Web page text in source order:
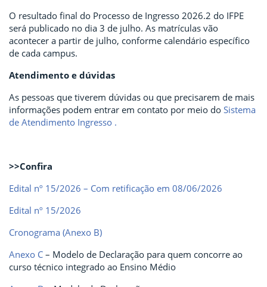
O resultado final do Processo de Ingresso 2026.2 do IFPE
será publicado no dia 3 de julho. As matrículas vão
acontecer a partir de julho, conforme calendário específico
de cada campus.
Atendimento e dúvidas
As pessoas que tiverem dúvidas ou que precisarem de mais
informações podem entrar em contato por meio do Sistema
de Atendimento Ingresso .
>>Confira
Edital nº 15/2026 – Com retificação em 08/06/2026
Edital nº 15/2026
Cronograma (Anexo B)
Anexo C – Modelo de Declaração para quem concorre ao
curso técnico integrado ao Ensino Médio